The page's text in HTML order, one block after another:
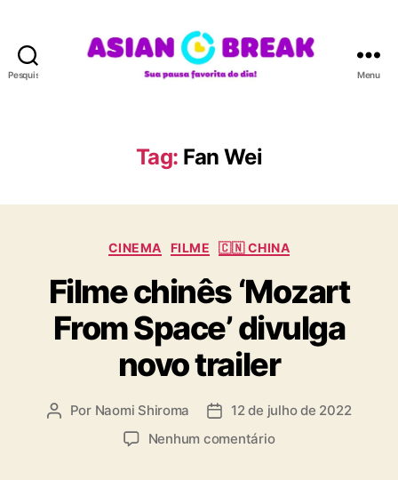
Pesquisar
A
N
R
A
Menu
Tag: Fan Wei
C
t
e
g
o
r
i
CINEMA FILME 🇨🇳 CHINA
Filme chinês ‘Mozart
From Space’ divulga
novo trailer
A Por Naomi Shiroma
D 12 de julho de 2022
Nenhum comentárioe